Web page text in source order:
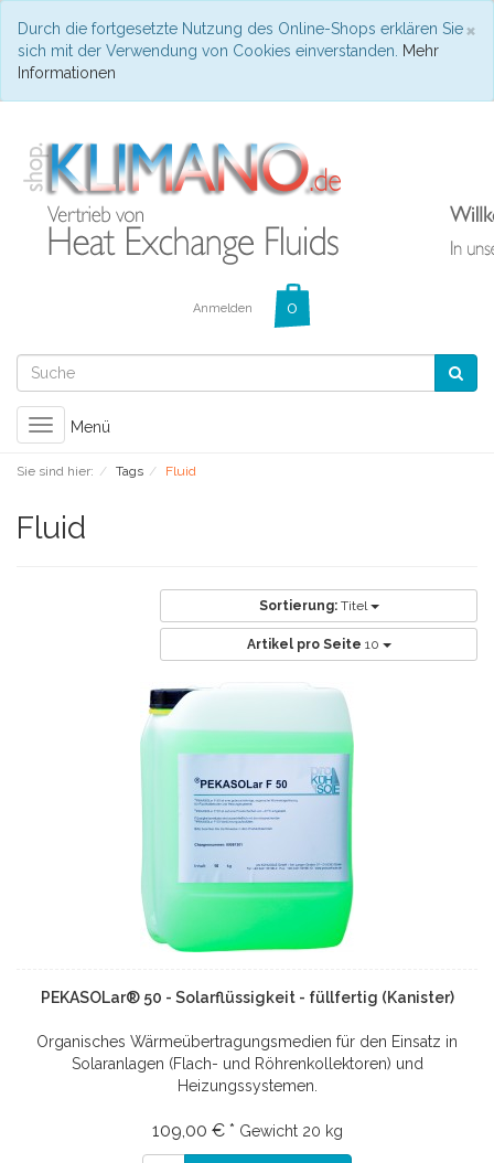
×
Durch die fortgesetzte Nutzung des Online-Shops erklären Sie
sich mit der Verwendung von Cookies einverstanden.
Mehr
Informationen
Anmelden
Toggle
navigation
Menü
Sie sind hier: Tags Fluid
Fluid
Sortierung: Titel
Artikel pro Seite 10
PEKASOLar® 50 - Solarflüssigkeit - füllfertig (Kanister)
Organisches Wärmeübertragungsmedien für den Einsatz in
Solaranlagen (Flach- und Röhrenkollektoren) und
Heizungssystemen.
109,00 € * Gewicht 20 kg